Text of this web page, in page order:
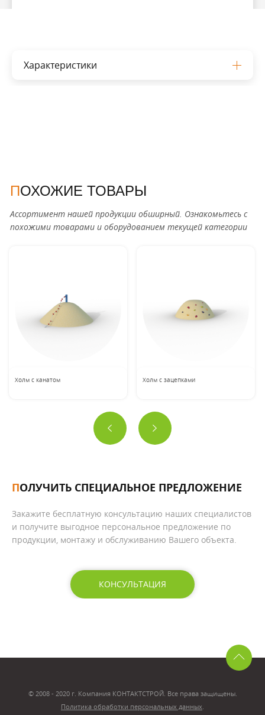
Характеристики
ПОХОЖИЕ ТОВАРЫ
Ассортимент нашей продукции обширный. Ознакомьтесь с
похожими товарами и оборудованием текущей категории
Холм с канатом Холм с зацепками
ПОЛУЧИТЬ СПЕЦИАЛЬНОЕ ПРЕДЛОЖЕНИЕ
Закажите бесплатную консультацию наших специалистов
и получите выгодное персональное предложение по
продукции, монтажу и обслуживанию Вашего объекта.
КОНСУЛЬТАЦИЯ
© 2008 - 2020 г. Компания КОНТАКТСТРОЙ. Все права защищены.
Политика обработки персональных данных.